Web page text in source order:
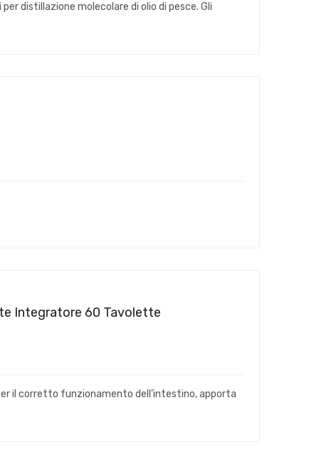
distillazione molecolare di olio di pesce. Gli
Integratore 60 Tavolette
il corretto funzionamento dell’intestino, apporta